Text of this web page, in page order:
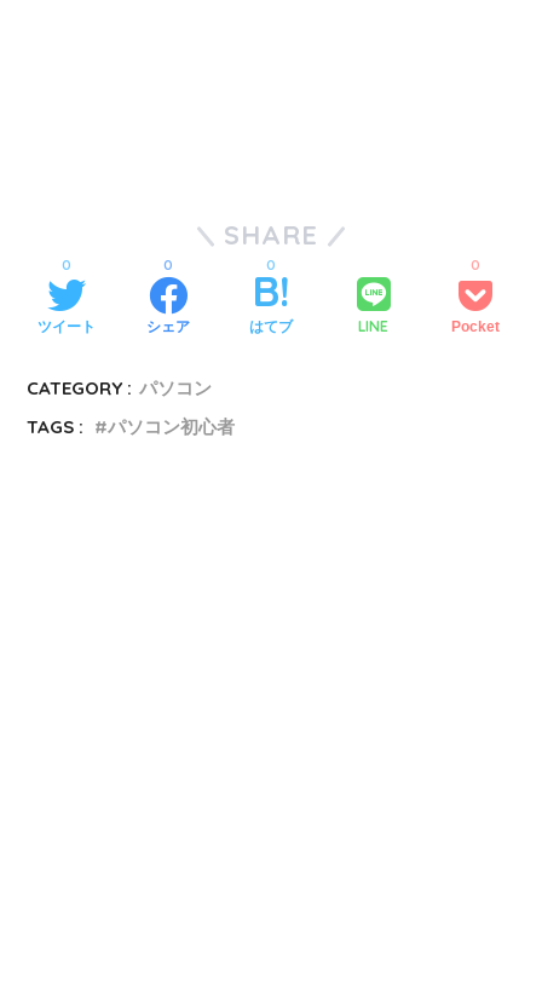
SHARE
ツイート
0
シェア
0
はてブ
0
LINE Pocket
0
CATEGORY : パソコン
TAGS :
パソコン初心者